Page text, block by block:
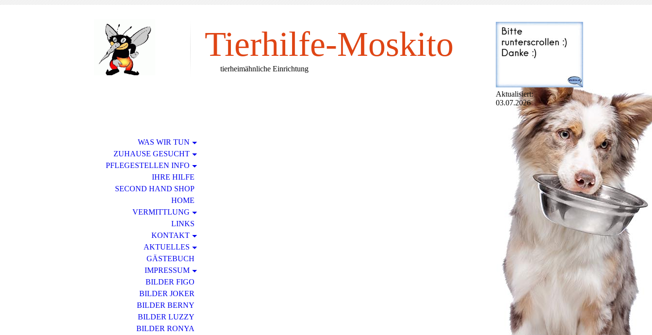
Tierhilfe-Moskito
tierheimähnliche Einrichtung
Aktualisiert:
03.07.2026
WAS WIR TUN
ZUHAUSE GESUCHT
PFLEGESTELLEN INFO
IHRE HILFE
SECOND HAND SHOP
HOME
VERMITTLUNG
LINKS
KONTAKT
AKTUELLES
GÄSTEBUCH
IMPRESSUM
BILDER FIGO
BILDER JOKER
BILDER BERNY
BILDER LUZZY
BILDER RONYA